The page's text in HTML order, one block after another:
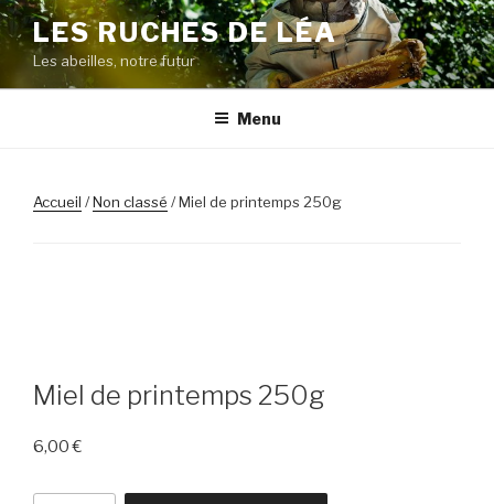
Aller
au
contenu
principal
LES RUCHES DE LÉA
Les abeilles, notre futur
Menu
Accueil /Non classé / Miel de printemps 250g
Miel de printemps 250g
6,00€